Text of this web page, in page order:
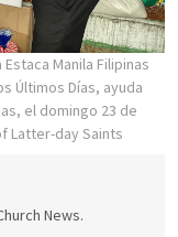
Manila Filipinas
Últimos Días, ayuda
el domingo 23 de
Latter-day Saints
News.